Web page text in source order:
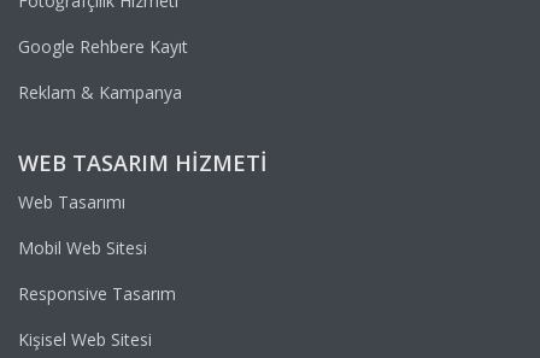
Google Rehbere Kayıt
Reklam & Kampanya
WEB TASARIM HIZMETI
Web Tasarımı
Mobil Web Sitesi
Responsive Tasarım
Kişisel Web Sitesi